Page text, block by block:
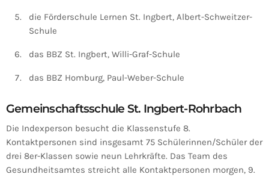
die Förderschule Lernen St. Ingbert, Albert-Schweitzer-
Schule
das BBZ St. Ingbert, Willi-Graf-Schule
das BBZ Homburg, Paul-Weber-Schule
Gemeinschaftsschule St. Ingbert-Rohrbach
Die Indexperson besucht die Klassenstufe 8.
Kontaktpersonen sind insgesamt 75 Schülerinnen/Schüler der
drei 8er-Klassen sowie neun Lehrkräfte. Das Team des
Gesundheitsamtes streicht alle Kontaktpersonen morgen, 9.